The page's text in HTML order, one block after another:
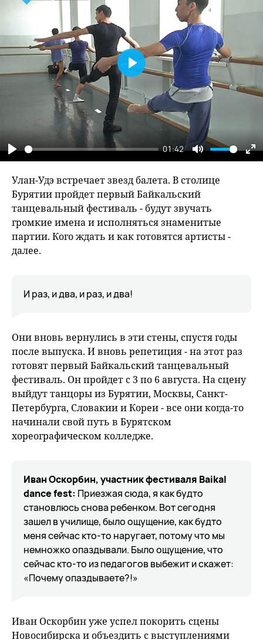
Play
01:42
Mute
Play
Улан-Удэ встречает звезд балета. В столице
Бурятии пройдет первый Байкальский
танцевальный фестиваль - будут звучать
громкие имена и исполняться знаменитые
партии. Кого ждать и как готовятся артисты -
далее.
И раз, и два, и раз, и два!
Они вновь вернулись в эти стены, спустя годы
после выпуска. И вновь репетиция - на этот раз
готовят первый Байкальский танцевальный
фестиваль. Он пройдет с 3 по 6 августа. На сцену
выйдут танцоры из Бурятии, Москвы, Санкт-
Петербурга, Словакии и Кореи - все они когда-то
начинали свой путь в Бурятском
хореографическом колледже.
Иван Оскорбин, участник фестиваля Baikal
dance fest: Приезжая сюда, я как будто
становлюсь снова ребенком. Вот сегодня
зашел в училище, было ощущение, как будто
меня сейчас кто-то наругает, потому что мы
немножко опаздывали. Было ощущение, что
сейчас кто-то из педагогов выбежит и скажет:
«Почему опаздываете?!»
Иван Оскорбин уже успел покорить сцены
Новосибирска и объездить с выступлениями